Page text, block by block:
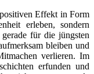
Effekt in Form
erleben, sondern
für die jüngsten
bleiben und
verlieren. Im
erfunden und